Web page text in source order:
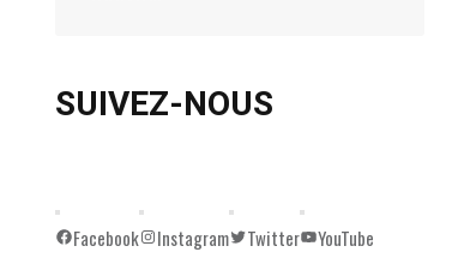
SUIVEZ-NOUS
Facebook Instagram Twitter YouTube